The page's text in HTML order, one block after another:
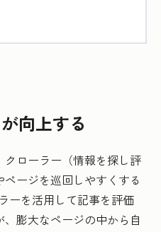
向上する
クローラー（情報を探し評
ージを巡回しやすくする
ーを活用して記事を評価
膨大なページの中から自